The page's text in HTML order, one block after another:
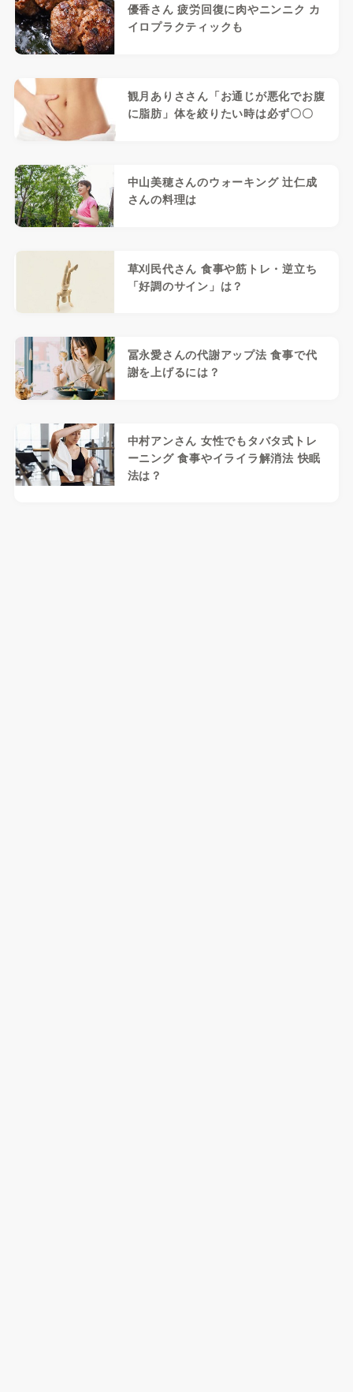
優香さん 疲労回復に肉やニンニク カ
イロプラクティックも
観月ありささん「お通じが悪化でお腹
に脂肪」体を絞りたい時は必ず〇〇
中山美穂さんのウォーキング 辻仁成
さんの料理は
草刈民代さん 食事や筋トレ・逆立ち
「好調のサイン」は？
冨永愛さんの代謝アップ法 食事で代
謝を上げるには？
中村アンさん 女性でもタバタ式トレ
ーニング 食事やイライラ解消法 快眠
法は？